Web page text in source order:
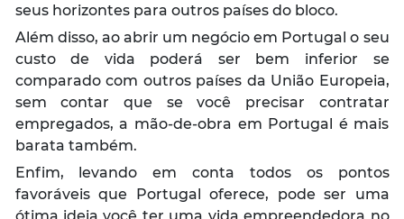
seus horizontes para outros países do bloco.
Além disso, ao abrir um negócio em Portugal o seu
custo de vida poderá ser bem inferior se
comparado com outros países da União Europeia,
sem contar que se você precisar contratar
empregados, a mão-de-obra em Portugal é mais
barata também.
Enfim, levando em conta todos os pontos
favoráveis que Portugal oferece, pode ser uma
ótima ideia você ter uma vida empreendedora no